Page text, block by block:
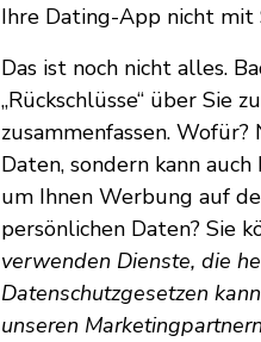
Ihre Dating-App nicht mit
Das ist noch nicht alles.
„Rückschlüsse“ über Sie
zusammenfassen.
Daten, sondern kann
um Ihnen Werbung auf
persönlichen Daten? Sie
verwenden Dienste, die
Datenschutzgesetzen
unseren